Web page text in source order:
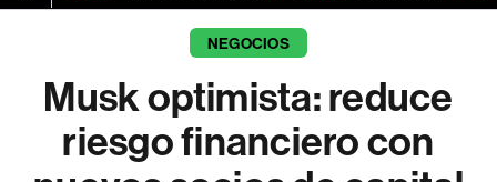
NEGOCIOS
Musk optimista: reduce
riesgo financiero con